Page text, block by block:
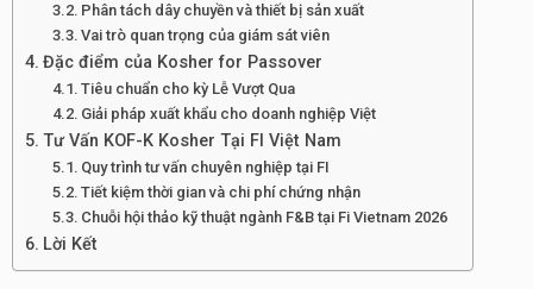
Phân tách dây chuyền và thiết bị sản xuất
Vai trò quan trọng của giám sát viên
Đặc điểm của Kosher for Passover
Tiêu chuẩn cho kỳ Lễ Vượt Qua
Giải pháp xuất khẩu cho doanh nghiệp Việt
Tư Vấn KOF-K Kosher Tại FI Việt Nam
Quy trình tư vấn chuyên nghiệp tại FI
Tiết kiệm thời gian và chi phí chứng nhận
Chuỗi hội thảo kỹ thuật ngành F&B tại Fi Vietnam 2026
Lời Kết